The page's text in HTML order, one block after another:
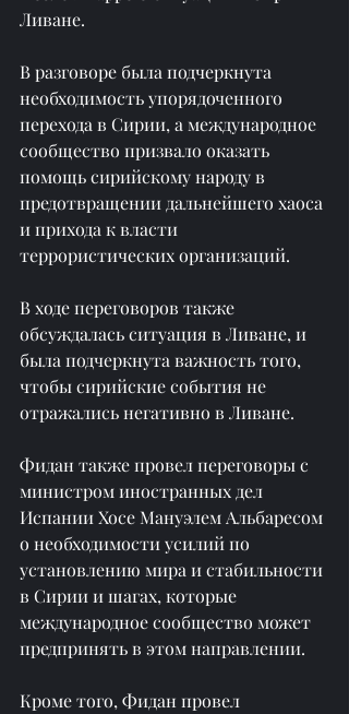
Ливане.
В разговоре была подчеркнута
необходимость упорядоченного
перехода в Сирии, а международное
сообщество призвало оказать
помощь сирийскому народу в
предотвращении дальнейшего хаоса
и прихода к власти
террористических организаций.
В ходе переговоров также
обсуждалась ситуация в Ливане, и
была подчеркнута важность того,
чтобы сирийские события не
отражались негативно в Ливане.
Фидан также провел переговоры с
министром иностранных дел
Испании Хосе Мануэлем Альбаресом
о необходимости усилий по
установлению мира и стабильности
в Сирии и шагах, которые
международное сообщество может
предпринять в этом направлении.
Кроме того, Фидан провел